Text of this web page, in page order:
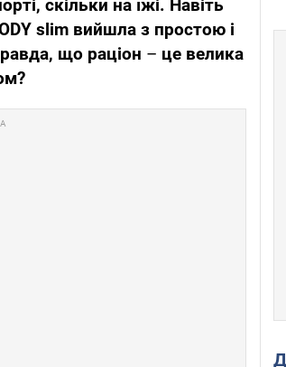
скільки на їжі. Навіть
slim вийшла з простою і
що раціон – це велика